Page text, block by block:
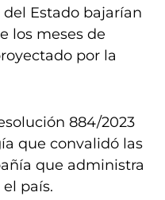
Estado bajarían
los meses de
por la
884/2023
que convalidó las
que administra
país.